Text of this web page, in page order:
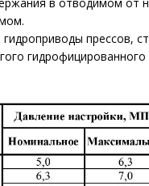
гидроприводы прессов,